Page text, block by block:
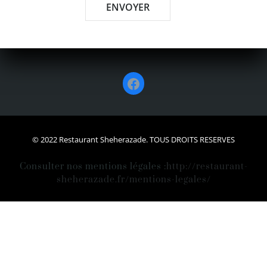
Facebook
© 2022 Restaurant Sheherazade. TOUS DROITS RESERVES
Consulter nos mentions légales :http://restaurant-
sheherazade.fr/mentions-legales/